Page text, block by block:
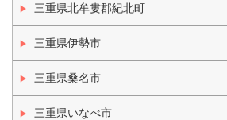
三重県北牟婁郡紀北町
三重県伊勢市
三重県桑名市
三重県いなべ市